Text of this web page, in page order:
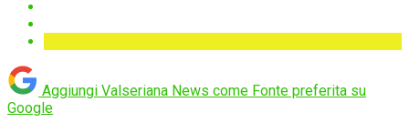
Aggiungi Valseriana News come Fonte preferita su
Google